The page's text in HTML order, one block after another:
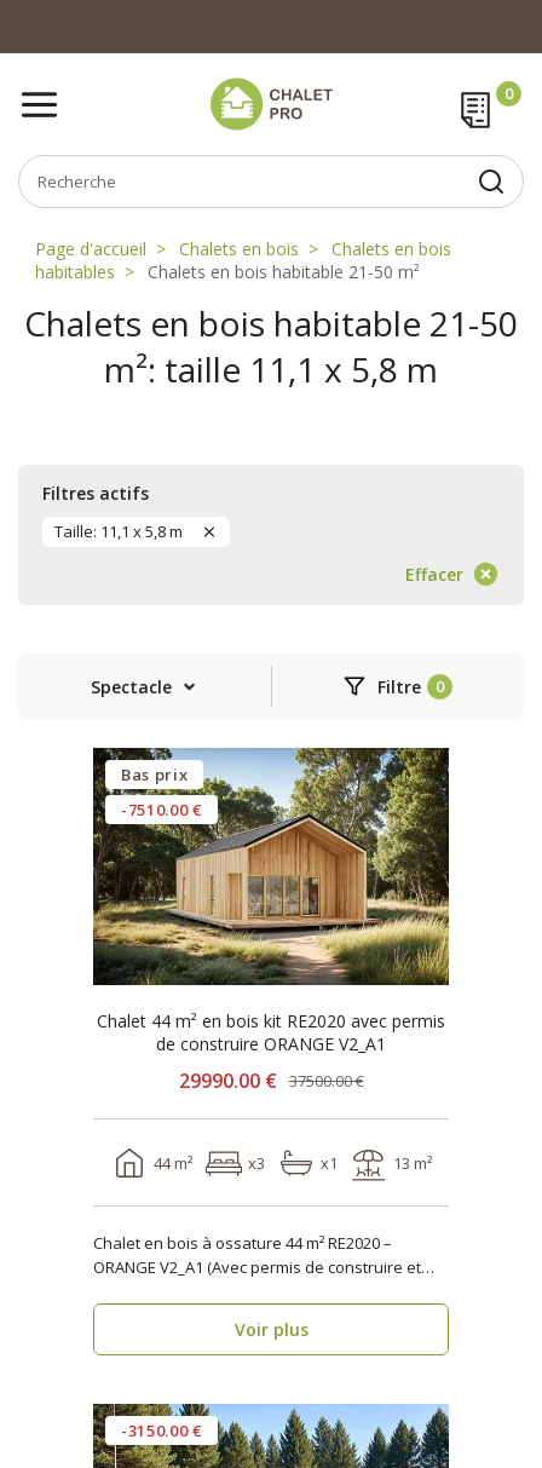
Page d'accueil Chalets en bois
Chalets en bois
habitables
Chalets en bois habitable 21-50 m²
Chalets en bois habitable 21-50
m²: taille 11,1 x 5,8 m
Filtres actifs
Taille: 11,1 x 5,8 m
Effacer
Spectacle Filtre
Bas prix
-7510.00 €
Chalet 44 m² en bois kit RE2020 avec permis
de construire ORANGE V2_A1
29990.00 € 37500.00 €
44 m² x3 x1 13 m²
Chalet en bois à ossature 44 m² RE2020 –
ORANGE V2_A1 (Avec permis de construire et
Voir plus
-3150.00 €